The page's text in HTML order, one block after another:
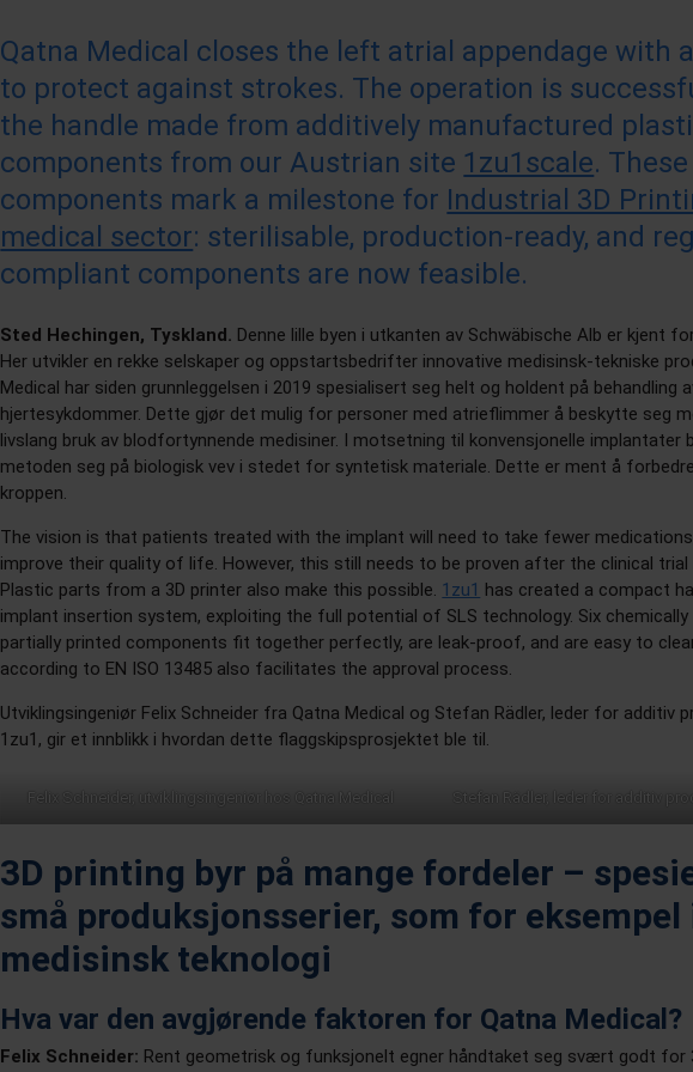
Qatna Medical closes the left atrial appendage with
to protect against strokes. The operation is
the handle made from additively manufactured
components from our Austrian site 1zu1scale. These
components mark a milestone for Industrial 3D
medical sector: sterilisable, production-ready, and
compliant components are now feasible.
Sted Hechingen, Tyskland. Denne lille byen i utkanten av Schwäbische Alb er kjent
Her utvikler en rekke selskaper og oppstartsbedrifter innovative medisinsk-tekniske
Medical har siden grunnleggelsen i 2019 spesialisert seg helt og holdent på behandling
hjertesykdommer. Dette gjør det mulig for personer med atrieflimmer å beskytte seg
livslang bruk av blodfortynnende medisiner. I motsetning til konvensjonelle implantater
metoden seg på biologisk vev i stedet for syntetisk materiale. Dette er ment å
kroppen.
The vision is that patients treated with the implant will need to take fewer
improve their quality of life. However, this still needs to be proven after the clinical trial
Plastic parts from a 3D printer also make this possible. 1zu1 has created a compact
implant insertion system, exploiting the full potential of SLS technology. Six
partially printed components fit together perfectly, are leak-proof, and are easy to
according to EN ISO 13485 also facilitates the approval process.
Utviklingsingeniør Felix Schneider fra Qatna Medical og Stefan Rädler, leder for additiv
1zu1, gir et innblikk i hvordan dette flaggskipsprosjektet ble til.
Felix Schneider, utviklingsingeniør hos Qatna Medical Stefan Rädler, leder for additiv
3D printing byr på mange fordeler –
små produksjonsserier, som for eksempel
medisinsk teknologi
Hva var den avgjørende faktoren for Qatna Medical?
Felix Schneider: Rent geometrisk og funksjonelt egner håndtaket seg svært godt for